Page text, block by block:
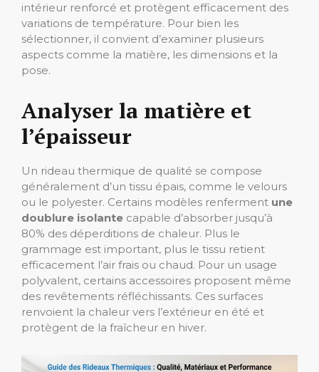
intérieur renforcé et protègent efficacement des
variations de température. Pour bien les
sélectionner, il convient d’examiner plusieurs
aspects comme la matière, les dimensions et la
pose.
Analyser la matière et
l’épaisseur
Un rideau thermique de qualité se compose
généralement d’un tissu épais, comme le velours
ou le polyester. Certains modèles renferment une
doublure isolante capable d’absorber jusqu’à
80% des déperditions de chaleur. Plus le
grammage est important, plus le tissu retient
efficacement l’air frais ou chaud. Pour un usage
polyvalent, certains accessoires proposent même
des revêtements réfléchissants. Ces surfaces
renvoient la chaleur vers l’extérieur en été et
protègent de la fraîcheur en hiver.